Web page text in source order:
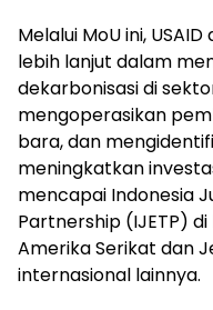
Melalui MoU ini,
lebih lanjut dalam
dekarbonisasi di
mengoperasikan
bara, dan
meningkatkan
mencapai Indonesia
Partnership (IJETP)
Amerika Serikat dan
internasional lainnya.